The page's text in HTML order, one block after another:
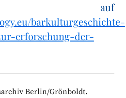
auf
barkulturgeschichte-
erforschung-der-
Berlin/Grönboldt.